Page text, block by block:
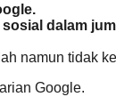
dalam
namun tidak
Google.